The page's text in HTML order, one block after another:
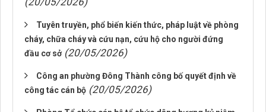
Tuyên truyền, phổ biến kiến thức, pháp luật về phòng
cháy, chữa cháy và cứu nạn, cứu hộ cho người đứng
đầu cơ sở (20/05/2026)
Công an phường Đông Thành công bố quyết định về
công tác cán bộ (20/05/2026)